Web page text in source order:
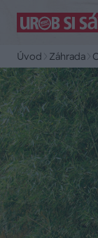
Úvod Záhrada